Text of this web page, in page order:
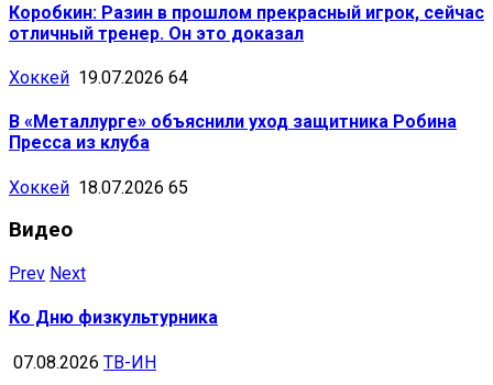
Коробкин: Разин в прошлом прекрасный игрок, сейчас
отличный тренер. Он это доказал
Хоккей 19.07.2026 64
В «Металлурге» объяснили уход защитника Робина
Пресса из клуба
Хоккей 18.07.2026 65
Видео
Prev Next
Ко Дню физкультурника
07.08.2026 ТВ-ИН